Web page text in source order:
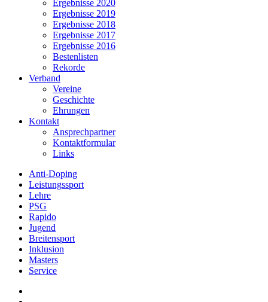
Ergebnisse 2020
Ergebnisse 2019
Ergebnisse 2018
Ergebnisse 2017
Ergebnisse 2016
Bestenlisten
Rekorde
Verband
Vereine
Geschichte
Ehrungen
Kontakt
Ansprechpartner
Kontaktformular
Links
Anti-Doping
Leistungssport
Lehre
PSG
Rapido
Jugend
Breitensport
Inklusion
Masters
Service